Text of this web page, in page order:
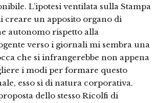
L’ipotesi ventilata sulla Stampa
creare un apposito organo di
autonomo rispetto alla
verso i giornali mi sembra una
che si infrangerebbe non appena
i modi per formare questo
esso sì di natura corporativa.
dello stesso Ricolfi di